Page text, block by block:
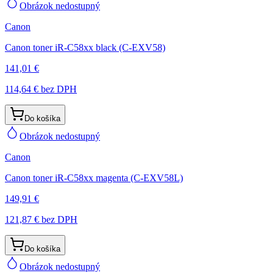
Obrázok nedostupný
Canon
Canon toner iR-C58xx black (C-EXV58)
141,01 €
114,64 € bez DPH
Do košíka
Obrázok nedostupný
Canon
Canon toner iR-C58xx magenta (C-EXV58L)
149,91 €
121,87 € bez DPH
Do košíka
Obrázok nedostupný